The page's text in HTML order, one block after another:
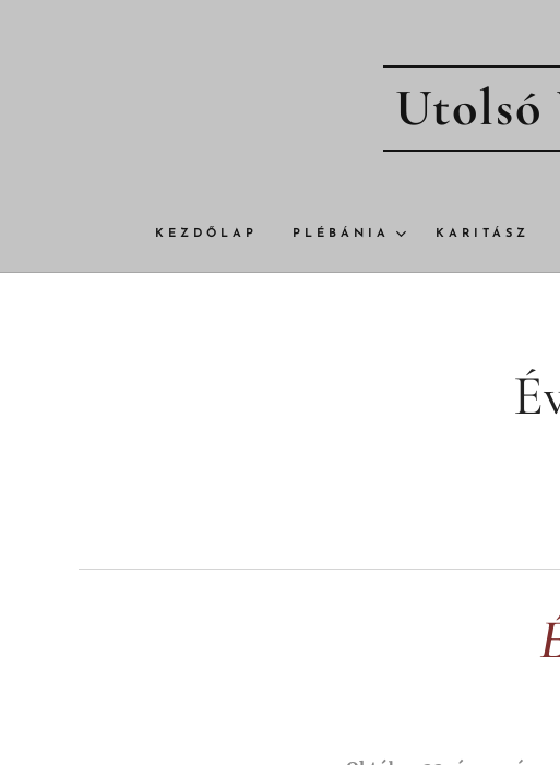
Utolsó
KEZDŐLAP PLÉBÁNIA KARITÁSZ